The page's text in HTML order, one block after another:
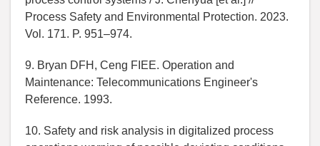
Process Safety and Environmental Protection. 2023.
Vol. 171. P. 951–974.
9. Bryan DFH, Ceng FIEE. Operation and
Maintenance: Telecommunications Engineer's
Reference. 1993.
10. Safety and risk analysis in digitalized process